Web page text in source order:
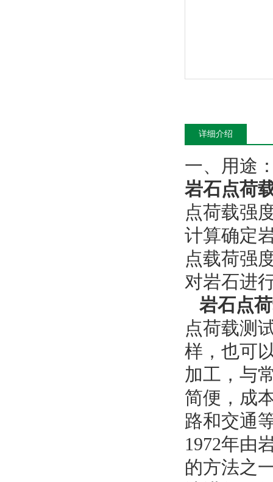
详细介绍
一、用途
岩石点荷
点荷载强
计算确定
点载荷强
对岩石进
岩石点
点荷载测
样，也可
加工，与
简便，成
路和交通
1972年由
的方法之